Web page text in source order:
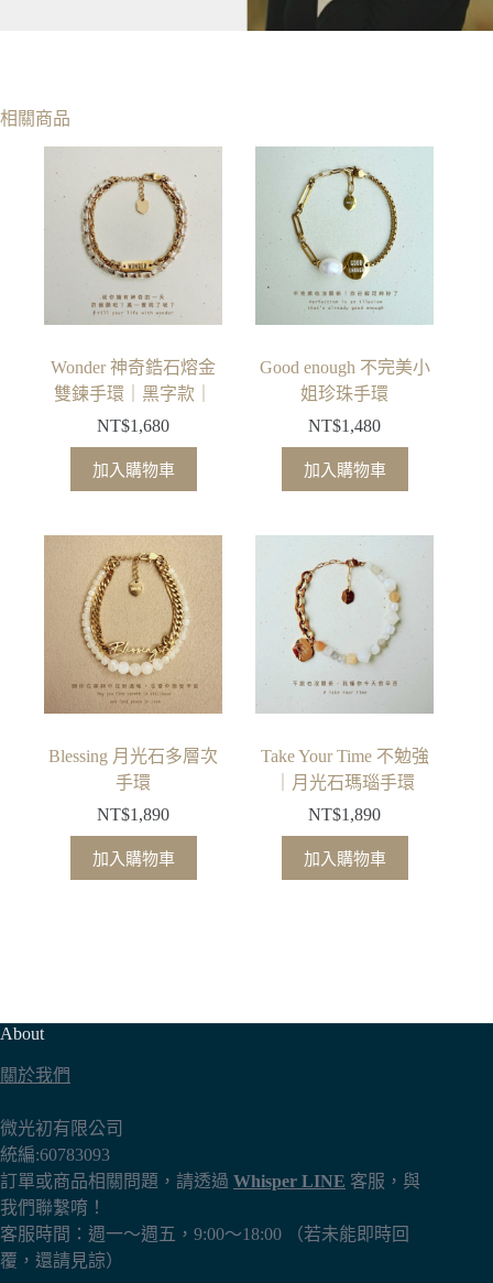
相關商品
Wonder 神奇鋯石熔金
雙鍊手環｜黑字款｜
NT$1,680
加入購物車
Good enough 不完美小
姐珍珠手環
NT$1,480
加入購物車
Blessing 月光石多層次
手環
NT$1,890
加入購物車
Take Your Time 不勉強
｜月光石瑪瑙手環
NT$1,890
加入購物車
About
關於我們
微光初有限公司
統編:60783093
訂單或商品相關問題，請透過 Whisper LINE 客服，與
我們聯繫唷！
客服時間：週一～週五，9:00～18:00 （若未能即時回
覆，還請見諒）